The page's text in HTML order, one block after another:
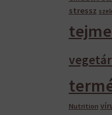
stressz
Nutrition